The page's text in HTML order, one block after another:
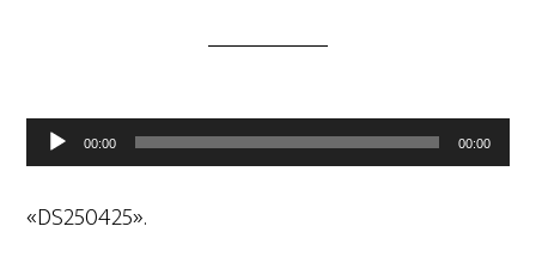
Reproductor
de
audio
00:00 00:00
«DS250425».